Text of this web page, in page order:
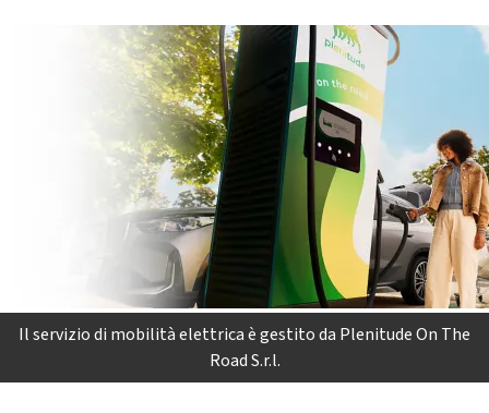
Il servizio di mobilità elettrica è gestito da Plenitude On The
Road S.r.l.